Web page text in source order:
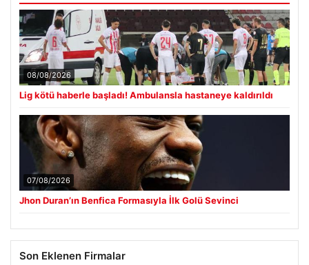
08/08/2026
Lig kötü haberle başladı! Ambulansla hastaneye kaldırıldı
07/08/2026
Jhon Duran’ın Benfica Formasıyla İlk Golü Sevinci
Son Eklenen Firmalar